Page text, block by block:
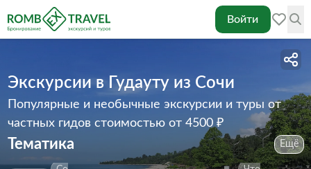
Войти
Экскурсии в Гудауту из Сочи
Популярные и необычные экскурсии и туры от
частных гидов стоимостью от 4500 ₽
Тематика Ещё